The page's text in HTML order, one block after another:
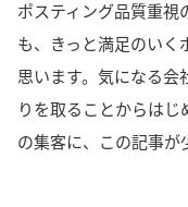
ポスティング品質重視
も、きっと満足のいく
思います。 気になる会
りを取ることからはじ
の集客に、この記事が